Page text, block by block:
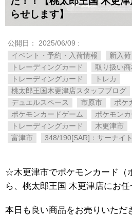
らせします】
公開日： 2025/06/09 :
イベント・予約・入荷情報
新入
トレーディングカード
取り扱い
トレーディングカード
トレカ
桃太郎王国木更津店スタッフブログ
デュエルスペース
市原市
ポケ
ポケモンカードゲーム
ポケモンカ
トレーディングカード
木更津市
富津市
348/190[SAR]：サーナイ
☆木更津市でポケモンカード（
ら、桃太郎王国 木更津店にお
本日も良い商品をお売りいただ